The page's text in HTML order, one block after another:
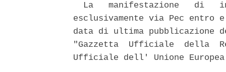
La   manifestazione   di
esclusivamente via Pec
data di ultima
"Gazzetta  Ufficiale  della
Ufficiale dell' Unione